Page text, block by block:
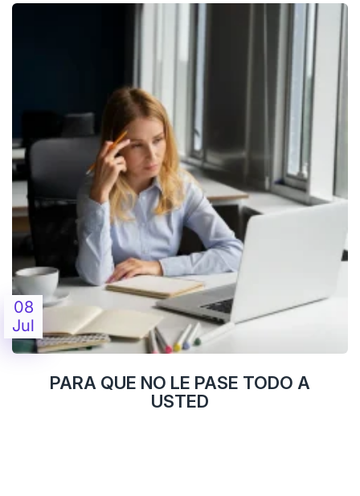
08
Jul
PARA QUE NO LE PASE TODO A
USTED